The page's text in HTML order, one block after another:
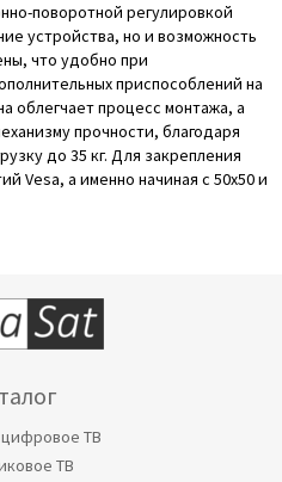
поворотной регулировкой
устройства, но и возможность
что удобно при
приспособлений на
облегчает процесс монтажа, а
прочности, благодаря
до 35 кг. Для закрепления
Vesa, а именно начиная с 50х50 и
ТВ
ТВ